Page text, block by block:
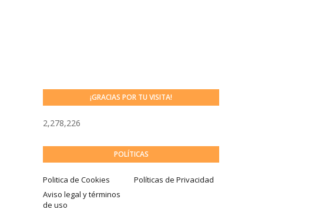
¡GRACIAS POR TU VISITA!
2,278,226
POLÍTICAS
Politica de Cookies
Políticas de Privacidad
Aviso legal y términos
de uso